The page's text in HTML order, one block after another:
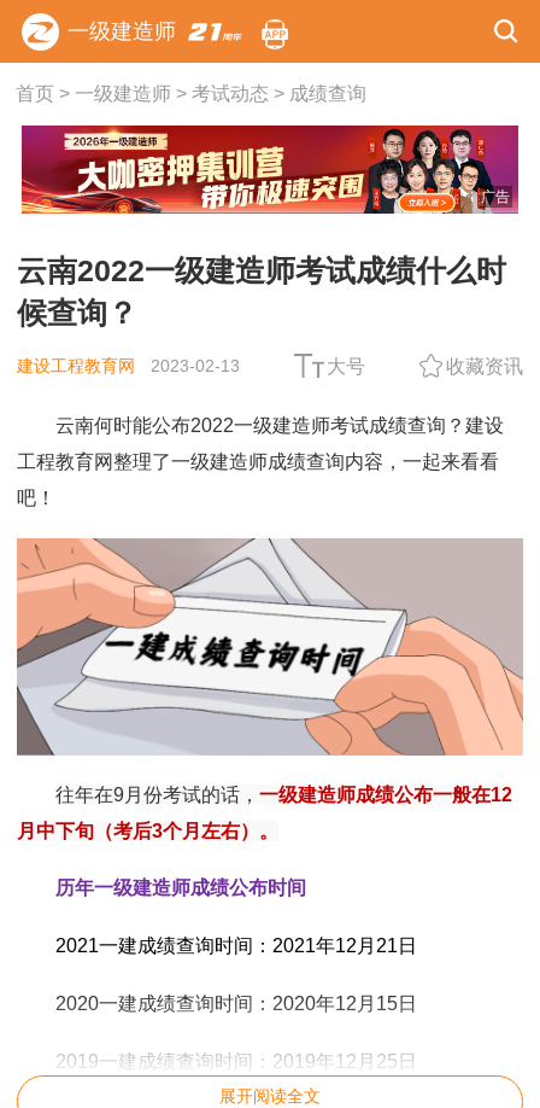
一级建造师
首页> 一级建造师> 考试动态 > 成绩查询
广告
云南2022一级建造师考试成绩什么时
候查询？
建设工程教育网 2023-02-13 大号 收藏资讯
云南何时能公布2022一级建造师考试成绩查询？建设
工程教育网整理了一级建造师成绩查询内容，一起来看看
吧！
往年在9月份考试的话，一级建造师成绩公布一般在12
月中下旬（考后3个月左右）。
历年一级建造师成绩公布时间
2021一建成绩查询时间：2021年12月21日
2020一建成绩查询时间：2020年12月15日
2019一建成绩查询时间：2019年12月25日
展开阅读全文